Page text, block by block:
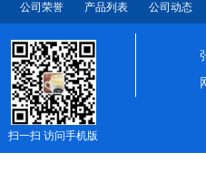
公司荣誉 产品列表 公司动态
扫一扫 访问手机版